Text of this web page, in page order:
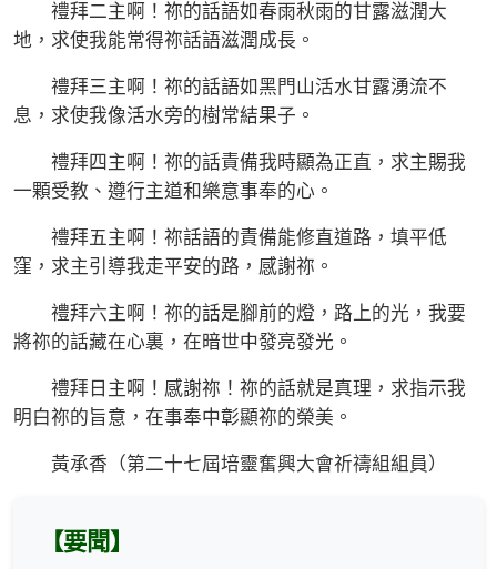
禮拜二主啊！祢的話語如春雨秋雨的甘露滋潤大
地，求使我能常得祢話語滋潤成長。
禮拜三主啊！祢的話語如黑門山活水甘露湧流不
息，求使我像活水旁的樹常結果子。
禮拜四主啊！祢的話責備我時顯為正直，求主賜我
一顆受教、遵行主道和樂意事奉的心。
禮拜五主啊！祢話語的責備能修直道路，填平低
窪，求主引導我走平安的路，感謝祢。
禮拜六主啊！祢的話是腳前的燈，路上的光，我要
將祢的話藏在心裏，在暗世中發亮發光。
禮拜日主啊！感謝祢！祢的話就是真理，求指示我
明白祢的旨意，在事奉中彰顯祢的榮美。
黃承香（第二十七屆培靈奮興大會祈禱組組員）
【要聞】